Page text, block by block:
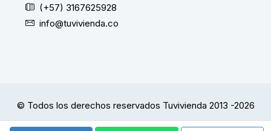
(+57) 3167625928
info@tuvivienda.co
© Todos los derechos reservados Tuvivienda 2013 -2026